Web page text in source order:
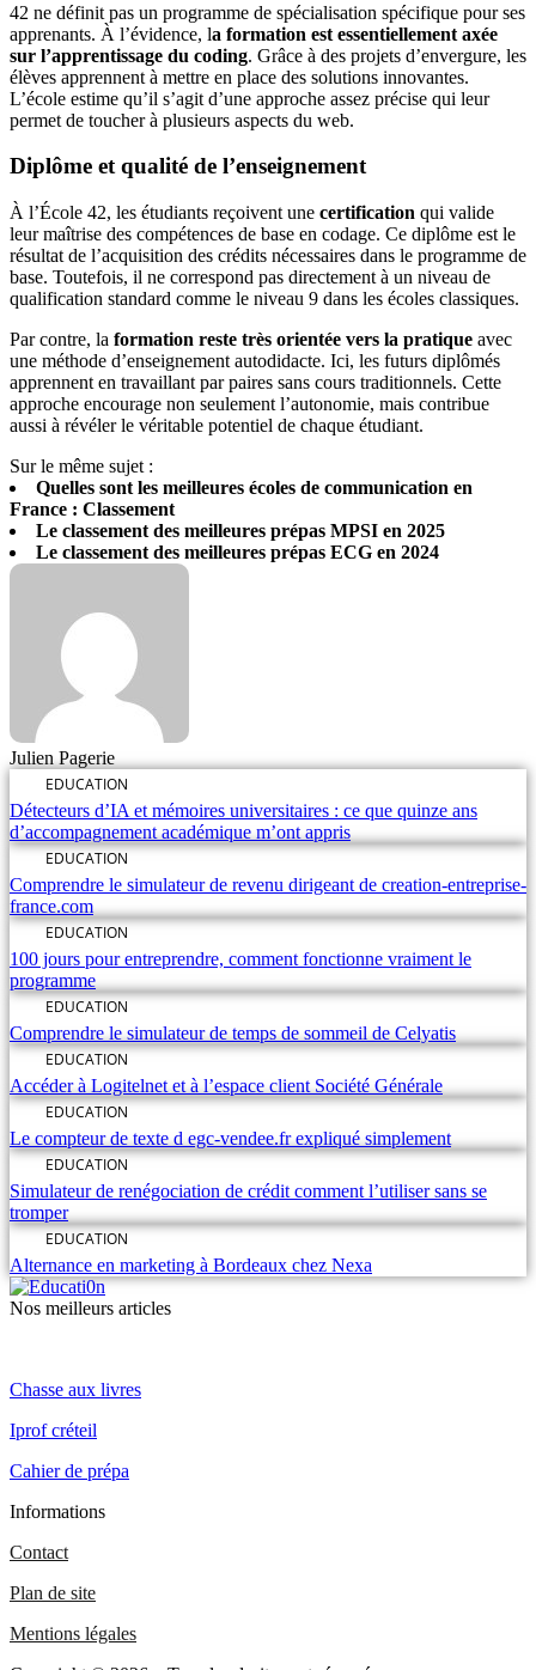
42 ne définit pas un programme de spécialisation spécifique pour ses
apprenants. À l’évidence, la formation est essentiellement axée
sur l’apprentissage du coding. Grâce à des projets d’envergure, les
élèves apprennent à mettre en place des solutions innovantes.
L’école estime qu’il s’agit d’une approche assez précise qui leur
permet de toucher à plusieurs aspects du web.
Diplôme et qualité de l’enseignement
À l’École 42, les étudiants reçoivent une certification qui valide
leur maîtrise des compétences de base en codage. Ce diplôme est le
résultat de l’acquisition des crédits nécessaires dans le programme de
base. Toutefois, il ne correspond pas directement à un niveau de
qualification standard comme le niveau 9 dans les écoles classiques.
Par contre, la formation reste très orientée vers la pratique avec
une méthode d’enseignement autodidacte. Ici, les futurs diplômés
apprennent en travaillant par paires sans cours traditionnels. Cette
approche encourage non seulement l’autonomie, mais contribue
aussi à révéler le véritable potentiel de chaque étudiant.
Sur le même sujet :
Quelles sont les meilleures écoles de communication en
France : Classement
Le classement des meilleures prépas MPSI en 2025
Le classement des meilleures prépas ECG en 2024
Julien Pagerie
EDUCATION
Détecteurs d’IA et mémoires universitaires : ce que quinze ans
d’accompagnement académique m’ont appris
EDUCATION
Comprendre le simulateur de revenu dirigeant de creation-entreprise-
france.com
EDUCATION
100 jours pour entreprendre, comment fonctionne vraiment le
programme
EDUCATION
Comprendre le simulateur de temps de sommeil de Celyatis
EDUCATION
Accéder à Logitelnet et à l’espace client Société Générale
EDUCATION
Le compteur de texte d egc-vendee.fr expliqué simplement
EDUCATION
Simulateur de renégociation de crédit comment l’utiliser sans se
tromper
EDUCATION
Alternance en marketing à Bordeaux chez Nexa
Nos meilleurs articles
Chasse aux livres
Iprof créteil
Cahier de prépa
Informations
Contact
Plan de site
Mentions légales